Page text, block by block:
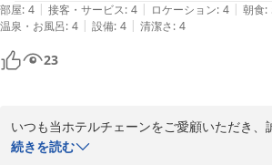
今後も快適で安心してお過ごしいただけるホ
フ一同努めてまいります。
また来年もお会いできますことを、心より楽
2026-06-05
部屋: 4 | 接客・サービス: 4 | ロケーション: 4 | 朝食:
温泉・お風呂: 4 | 設備: 4 | 清潔さ: 4
23
いつも当ホテルチェーンをご愛顧いただき、
ます。
続きを読む